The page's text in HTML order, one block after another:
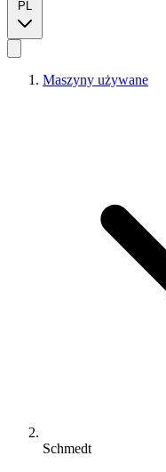
PL
Maszyny używane
Schmedt